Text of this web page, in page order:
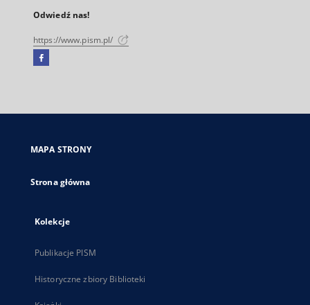
Odwiedź nas!
https://www.pism.pl/
Facebook
się
karcie
MAPA STRONY
Strona główna
Kolekcje
Publikacje PISM
Historyczne zbiory Biblioteki